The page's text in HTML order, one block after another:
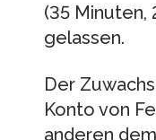
(35 Minuten,
gelassen.
Der
Konto von
anderen